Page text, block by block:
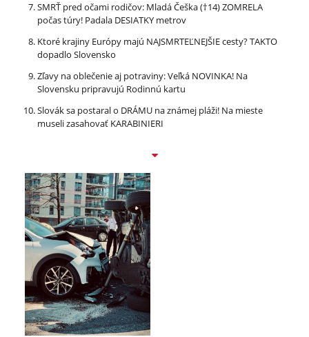
SMRŤ pred očami rodičov: Mladá Češka (†14) ZOMRELA
počas túry! Padala DESIATKY metrov
Ktoré krajiny Európy majú NAJSMRTEĽNEJŠIE cesty? TAKTO
dopadlo Slovensko
Zľavy na oblečenie aj potraviny: Veľká NOVINKA! Na
Slovensku pripravujú Rodinnú kartu
Slovák sa postaral o DRÁMU na známej pláži! Na mieste
museli zasahovať KARABINIERI